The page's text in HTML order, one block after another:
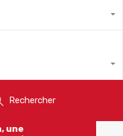
Rechercher
une